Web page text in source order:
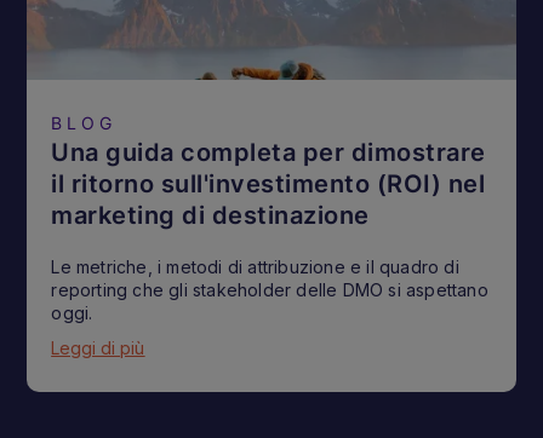
BLOG
Una guida completa per dimostrare
il ritorno sull'investimento (ROI) nel
marketing di destinazione
Le metriche, i metodi di attribuzione e il quadro di
reporting che gli stakeholder delle DMO si aspettano
oggi.
Leggi di più